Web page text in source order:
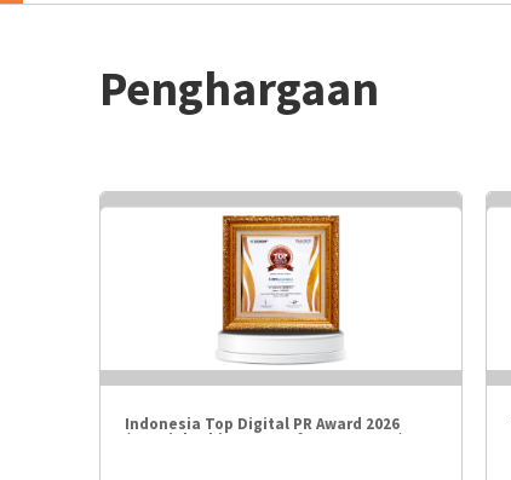
Penghargaan
Indonesia Top Digital PR Award 2026
(Special Achievement for Insurance)